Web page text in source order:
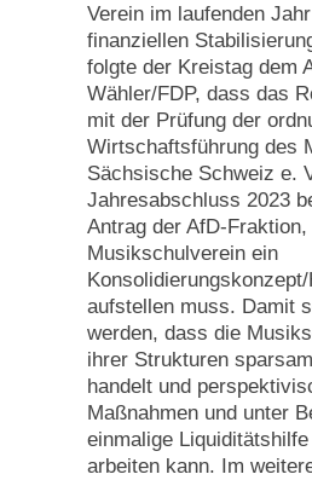
Verein im laufenden
finanziellen
folgte der Kreistag dem
Wähler/FDP, dass das
mit der Prüfung der
Wirtschaftsführung des
Sächsische Schweiz e.
Jahresabschluss 2023
Antrag der AfD-
Musikschulverein ein
aufstellen muss. Damit
werden, dass die
ihrer Strukturen
handelt und
Maßnahmen und unter
einmalige
arbeiten kann. Im